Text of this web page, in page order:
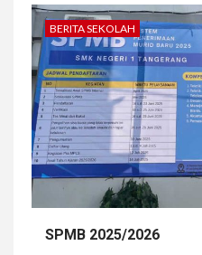
BERITA SEKOLAH
SPMB 2025/2026